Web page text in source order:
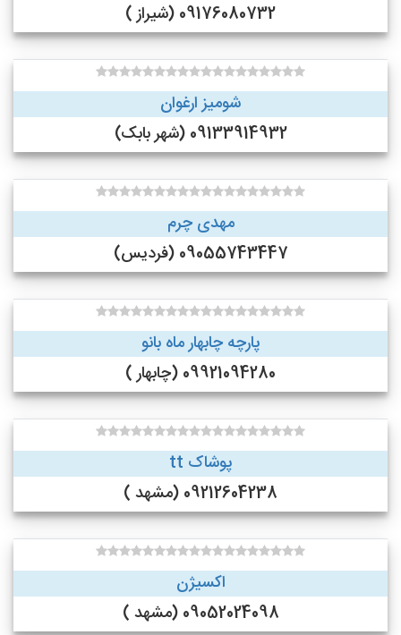
09176080732 (شیراز )
شومیز ارغوان
09133914932 (شهر بابک)
مهدی چرم
09055743447 (فردیس)
پارچه چابهار ماه بانو
09921094280 (چابهار )
پوشاک tt
09212604238 (مشهد )
اکسیژن
09052024098 (مشهد )